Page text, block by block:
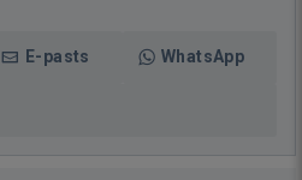
E-pasts WhatsApp